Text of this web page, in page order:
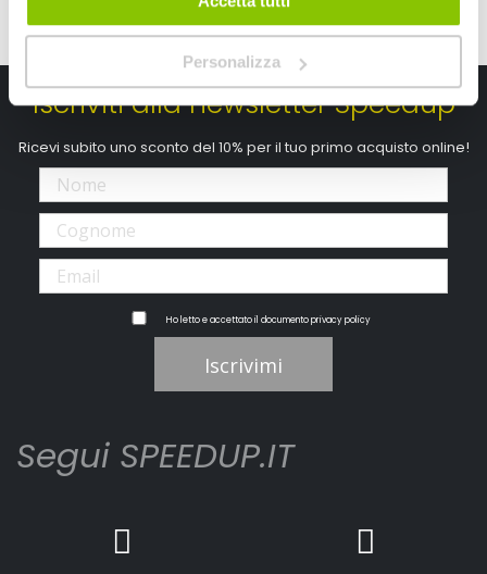
Personalizza
Iscriviti alla newsletter Speedup
Ricevi subito uno sconto del 10% per il tuo primo acquisto online!
Ho letto e accettato il documentoprivacy policy
Iscrivimi
Segui SPEEDUP.IT